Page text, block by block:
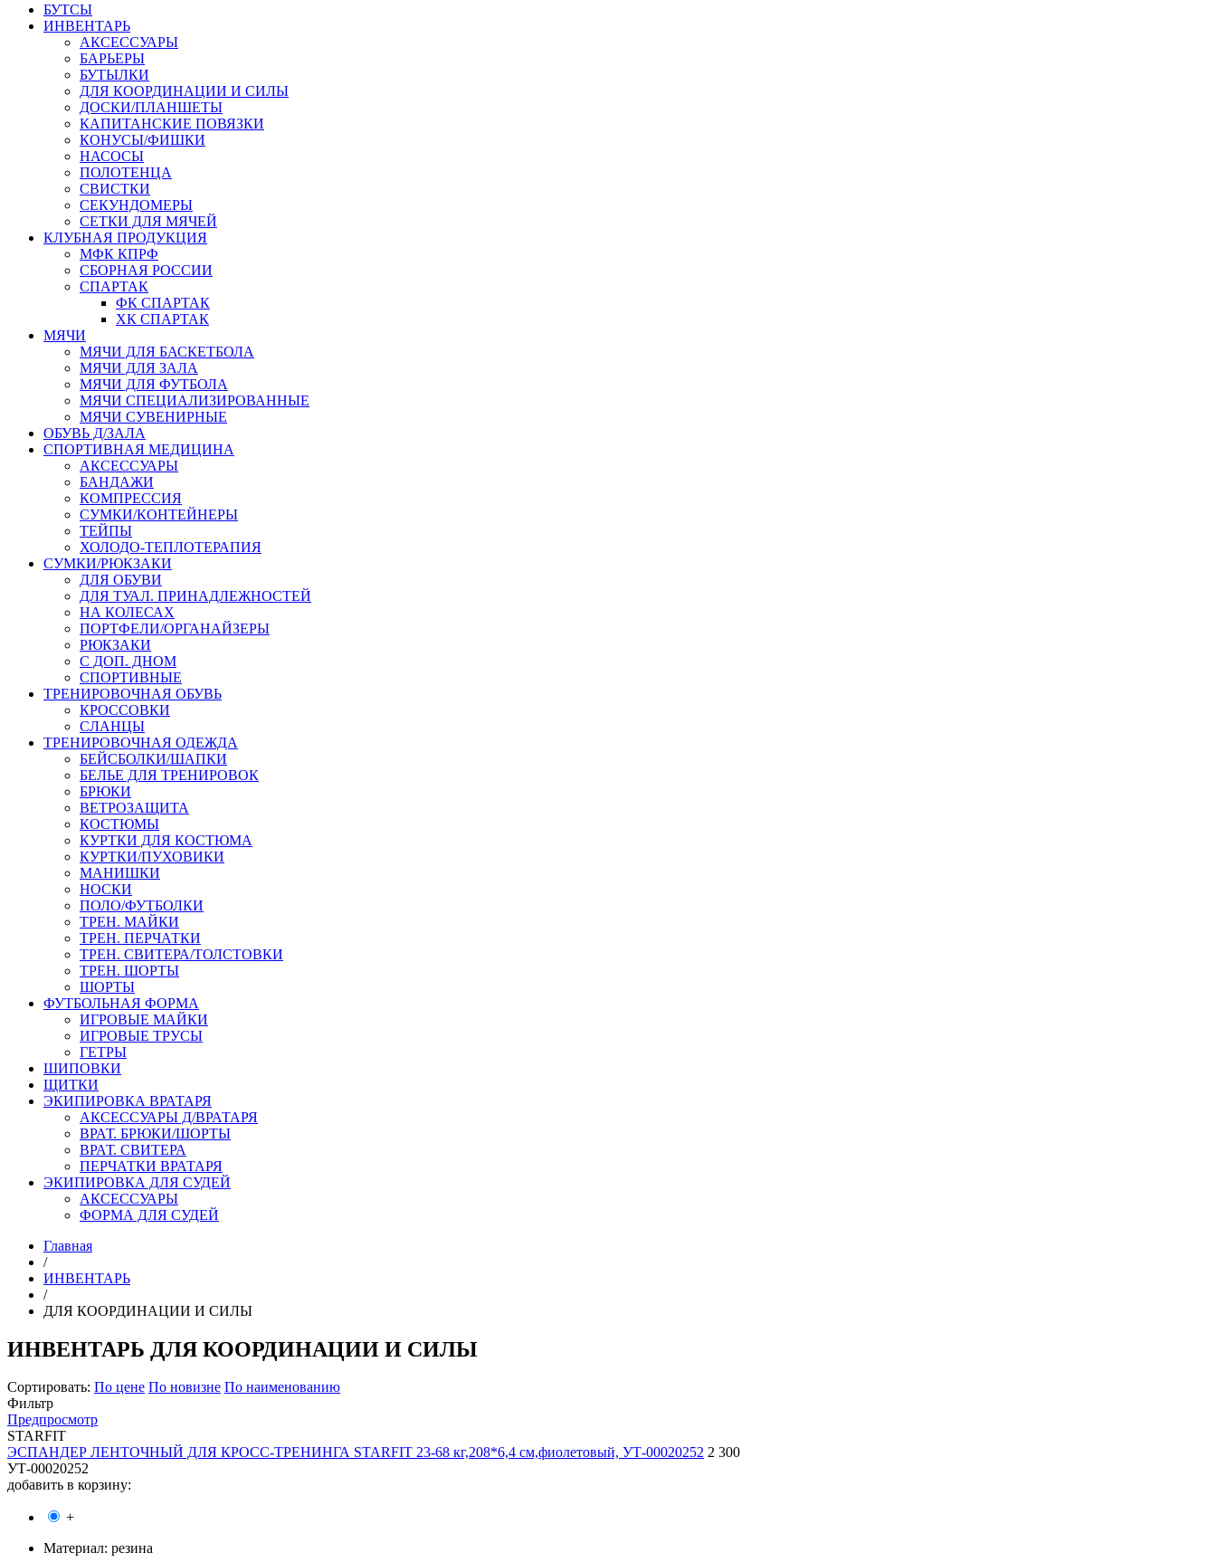
БУТСЫ
ИНВЕНТАРЬ
АКСЕССУАРЫ
БАРЬЕРЫ
БУТЫЛКИ
ДЛЯ КООРДИНАЦИИ И СИЛЫ
ДОСКИ/ПЛАНШЕТЫ
КАПИТАНСКИЕ ПОВЯЗКИ
КОНУСЫ/ФИШКИ
НАСОСЫ
ПОЛОТЕНЦА
СВИСТКИ
СЕКУНДОМЕРЫ
СЕТКИ ДЛЯ МЯЧЕЙ
КЛУБНАЯ ПРОДУКЦИЯ
МФК КПРФ
СБОРНАЯ РОССИИ
СПАРТАК
ФК СПАРТАК
ХК СПАРТАК
МЯЧИ
МЯЧИ ДЛЯ БАСКЕТБОЛА
МЯЧИ ДЛЯ ЗАЛА
МЯЧИ ДЛЯ ФУТБОЛА
МЯЧИ СПЕЦИАЛИЗИРОВАННЫЕ
МЯЧИ СУВЕНИРНЫЕ
ОБУВЬ Д/ЗАЛА
СПОРТИВНАЯ МЕДИЦИНА
АКСЕССУАРЫ
БАНДАЖИ
КОМПРЕССИЯ
СУМКИ/КОНТЕЙНЕРЫ
ТЕЙПЫ
ХОЛОДО-ТЕПЛОТЕРАПИЯ
СУМКИ/РЮКЗАКИ
ДЛЯ ОБУВИ
ДЛЯ ТУАЛ. ПРИНАДЛЕЖНОСТЕЙ
НА КОЛЕСАХ
ПОРТФЕЛИ/ОРГАНАЙЗЕРЫ
РЮКЗАКИ
С ДОП. ДНОМ
СПОРТИВНЫЕ
ТРЕНИРОВОЧНАЯ ОБУВЬ
КРОССОВКИ
СЛАНЦЫ
ТРЕНИРОВОЧНАЯ ОДЕЖДА
БЕЙСБОЛКИ/ШАПКИ
БЕЛЬЕ ДЛЯ ТРЕНИРОВОК
БРЮКИ
ВЕТРОЗАЩИТА
КОСТЮМЫ
КУРТКИ ДЛЯ КОСТЮМА
КУРТКИ/ПУХОВИКИ
МАНИШКИ
НОСКИ
ПОЛО/ФУТБОЛКИ
ТРЕН. МАЙКИ
ТРЕН. ПЕРЧАТКИ
ТРЕН. СВИТЕРА/ТОЛСТОВКИ
ТРЕН. ШОРТЫ
ШОРТЫ
ФУТБОЛЬНАЯ ФОРМА
ИГРОВЫЕ МАЙКИ
ИГРОВЫЕ ТРУСЫ
ГЕТРЫ
ШИПОВКИ
ЩИТКИ
ЭКИПИРОВКА ВРАТАРЯ
АКСЕССУАРЫ Д/ВРАТАРЯ
ВРАТ. БРЮКИ/ШОРТЫ
ВРАТ. СВИТЕРА
ПЕРЧАТКИ ВРАТАРЯ
ЭКИПИРОВКА ДЛЯ СУДЕЙ
АКСЕССУАРЫ
ФОРМА ДЛЯ СУДЕЙ
Главная
/
ИНВЕНТАРЬ
/
ДЛЯ КООРДИНАЦИИ И СИЛЫ
ИНВЕНТАРЬ ДЛЯ КООРДИНАЦИИ И СИЛЫ
Сортировать: По цене По новизне По наименованию
Фильтр
Предпросмотр
STARFIT
ЭСПАНДЕР ЛЕНТОЧНЫЙ ДЛЯ КРОСС-ТРЕНИНГА STARFIT 23-68 кг,208*6,4 см,фиолетовый, УТ-00020252 2 300
УТ-00020252
добавить в корзину:
+
Материал: резина